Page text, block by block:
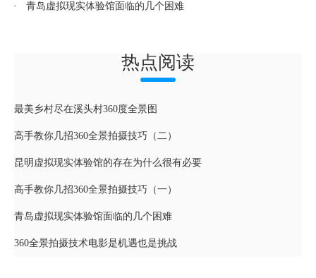
青岛虚拟现实体验馆面临的几个困难
热点阅读
最美乡村尽在溪头村360度全景图
高手教你几招360全景拍摄技巧（二）
昆明虚拟现实体验馆的存在为什么很有必要
高手教你几招360全景拍摄技巧（一）
青岛虚拟现实体验馆面临的几个困难
360全景拍摄技术电影是机遇也是挑战